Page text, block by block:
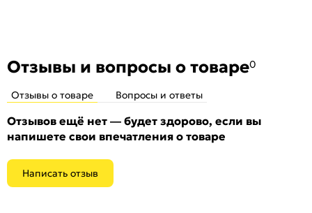
Отзывы и вопросы о товаре0
Отзывы о товаре Вопросы и ответы
Отзывов ещё нет — будет здорово, если вы
напишете свои впечатления о товаре
Написать отзыв